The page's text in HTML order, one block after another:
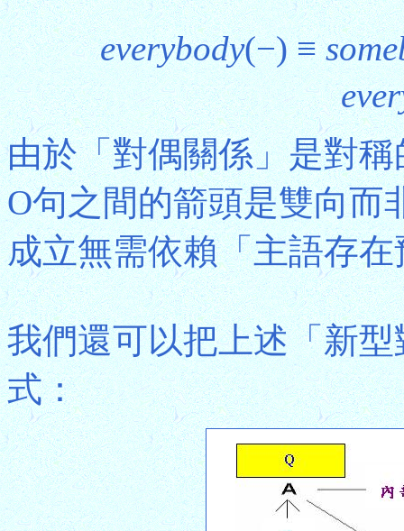
everybody(−) ≡
由於「對偶關係」是對
O句之間的箭頭是雙向而
成立無需依賴「主語存
我們還可以把上述「新
式：